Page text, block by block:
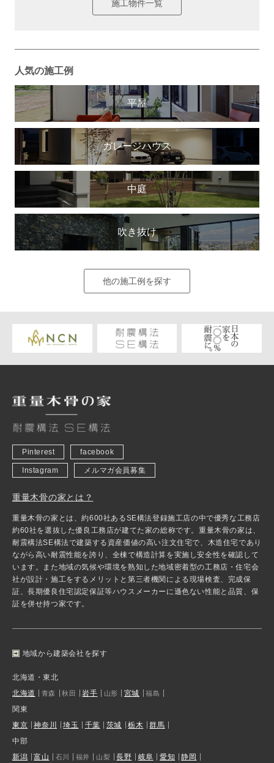
施工物件一覧
人気の施工例
平屋
ガレージハウス
中庭
吹き抜け
他の施工例を探す
Pinterest facebook
Instagram メルマガ会員募集
重量木骨の家とは？
重量木骨の家とは、約600社あるSE構法登録施工店の中で優秀な工務店
約60社を選抜した優良工務店が建てた家の総称です。重量木骨の家は、
耐震構法SE構法で建築する資産価値の高い注文住宅で、木造住宅であり
ながら高い耐震性能を誇り、全棟で構造計算を実施し安全性を確認して
います。また地域の気候や環境を熟知した地域密着型の工務店・住宅会
社が設計・施工をするメリットと第三者機関による現場検査、完成保
証、長期優良住宅認定保証等ハウスメーカーに遜色ない性能と品質、保
証を併せ持つ家です。
地域から建築会社を探す
北海道・東北
北海道
青森 秋田 岩手 山形 宮城 福島
関東
東京
神奈川 埼玉 千葉 茨城 栃木
群馬
中部
新潟
富山 石川 福井 山梨 長野 岐阜 愛知
静岡